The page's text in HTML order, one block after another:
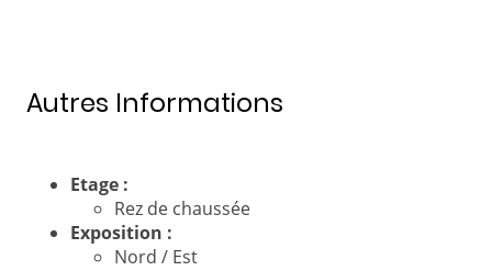
Autres Informations
Etage :
Rez de chaussée
Exposition :
Nord / Est